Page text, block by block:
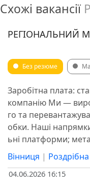
Схожі вакансії
РЕГІОНАЛЬНИЙ
Без резюме
Заробітна плата:
компанію Ми —
го та
обки. Наші
ьні платформи;
Вінниця |
04.06.2026 16:15